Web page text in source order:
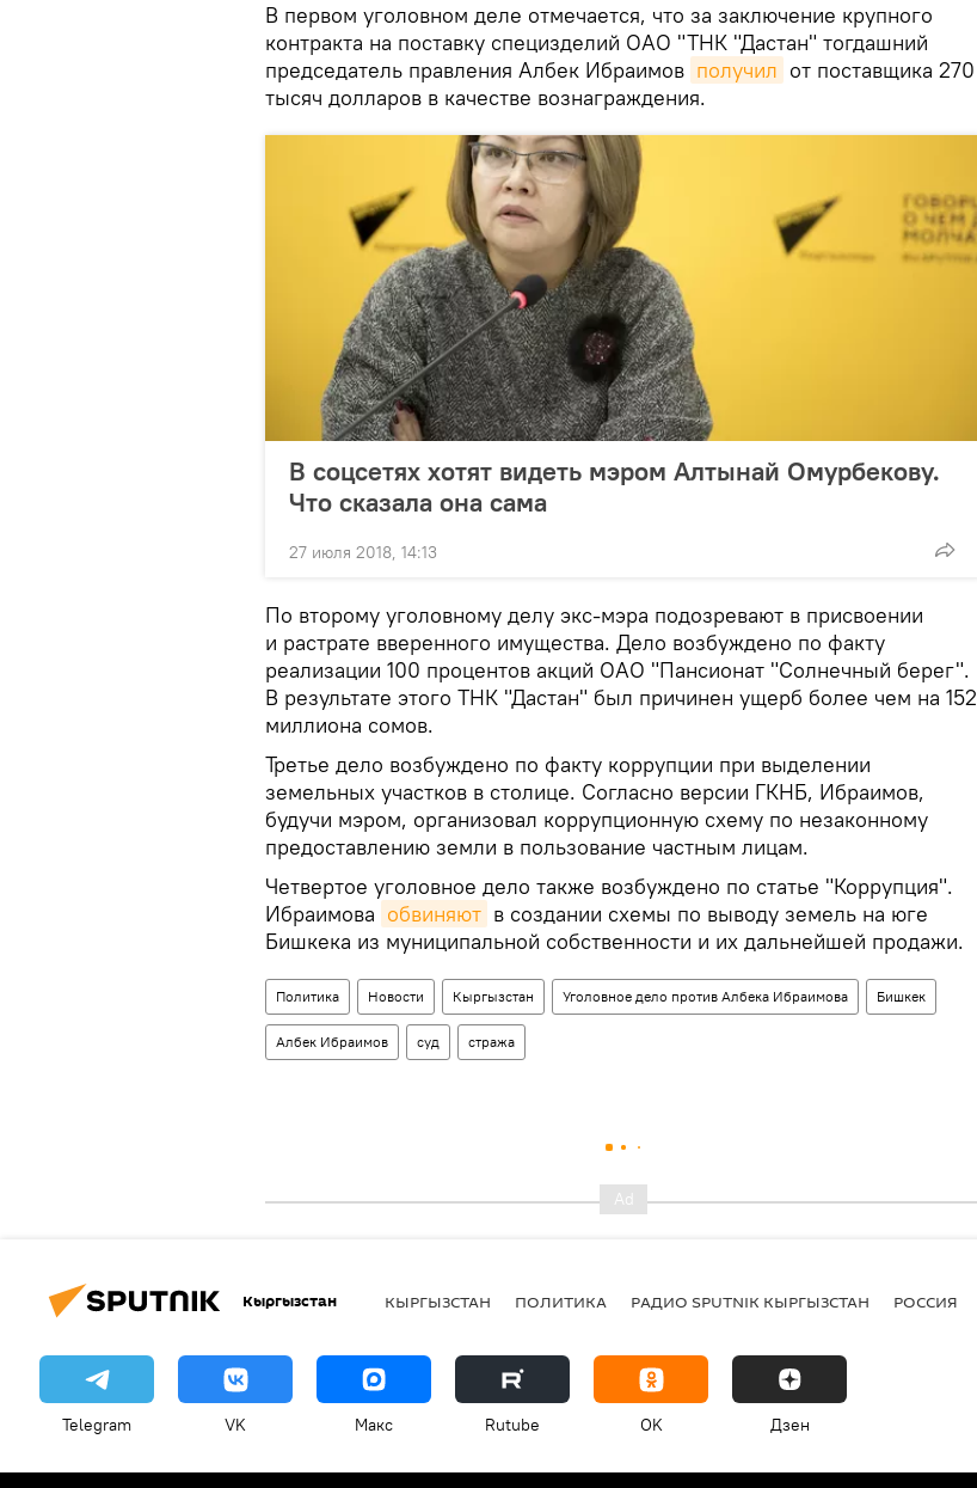
В первом уголовном деле отмечается, что за заключение крупного
контракта на поставку специзделий ОАО "ТНК "Дастан" тогдашний
председатель правления Албек Ибраимов получил от поставщика 270
тысяч долларов в качестве вознаграждения.
В соцсетях хотят видеть мэром Алтынай Омурбекову.
Что сказала она сама
27 июля 2018, 14:13
По второму уголовному делу экс-мэра подозревают в присвоении
и растрате вверенного имущества. Дело возбуждено по факту
реализации 100 процентов акций ОАО "Пансионат "Солнечный берег".
В результате этого ТНК "Дастан" был причинен ущерб более чем на 152
миллиона сомов.
Третье дело возбуждено по факту коррупции при выделении
земельных участков в столице. Согласно версии ГКНБ, Ибраимов,
будучи мэром, организовал коррупционную схему по незаконному
предоставлению земли в пользование частным лицам.
Четвертое уголовное дело также возбуждено по статье "Коррупция".
Ибраимова обвиняют в создании схемы по выводу земель на юге
Бишкека из муниципальной собственности и их дальнейшей продажи.
Политика Новости Кыргызстан Уголовное дело против Албека Ибраимова Бишкек
Албек Ибраимов суд стража
Кыргызстан КЫРГЫЗСТАН ПОЛИТИКА РАДИО SPUTNIK КЫРГЫЗСТАН РОССИЯ
Telegram VK Макс Rutube OK Дзен